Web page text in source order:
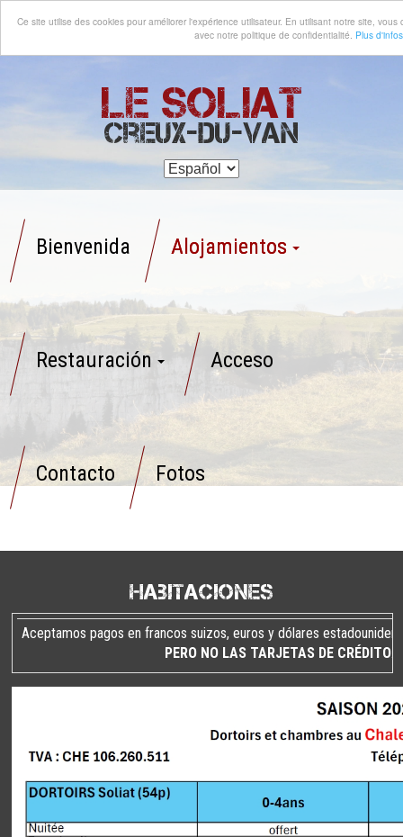
Ce site utilise des cookies pour améliorer l'expérience utilisateur. En utilisant notre site,
avec notre politique de confidentialité. Plus d'infos
Le Soliat
Creux-du-Van
Bienvenida Alojamientos
Restauración Acceso
Contacto Fotos
Habitaciones
Aceptamos pagos en francos suizos, euros y dólares
PERO NO LAS TARJETAS DE CRÉDITO.